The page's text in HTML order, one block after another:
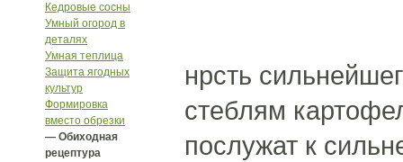
Кедровые сосны
Умный огород в
деталях
Умная теплица
Защита ягодных
культур
Формировка
вместо обрезки
— Обиходная
рецептура
нрсть
стеблям
послужат к